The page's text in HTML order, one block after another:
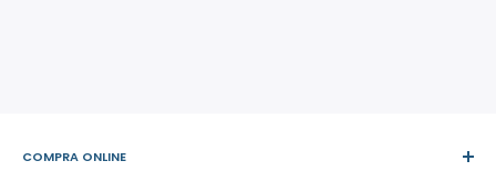
COMPRA ONLINE